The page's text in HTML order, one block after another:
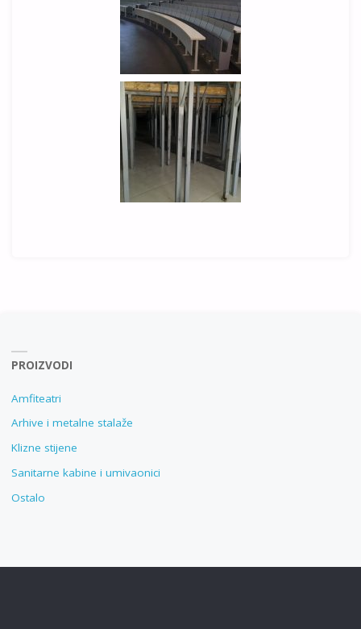
PROIZVODI
Amfiteatri
Arhive i metalne stalaže
Klizne stijene
Sanitarne kabine i umivaonici
Ostalo